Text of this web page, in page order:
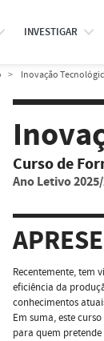
INVESTIGAR
Inovação
Curso de
Ano Letivo
Recentemente, tem
eficiência da
conhecimentos
Em suma, este
para quem